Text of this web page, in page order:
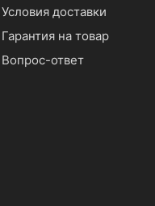
Условия доставки
Гарантия на товар
Вопрос-ответ